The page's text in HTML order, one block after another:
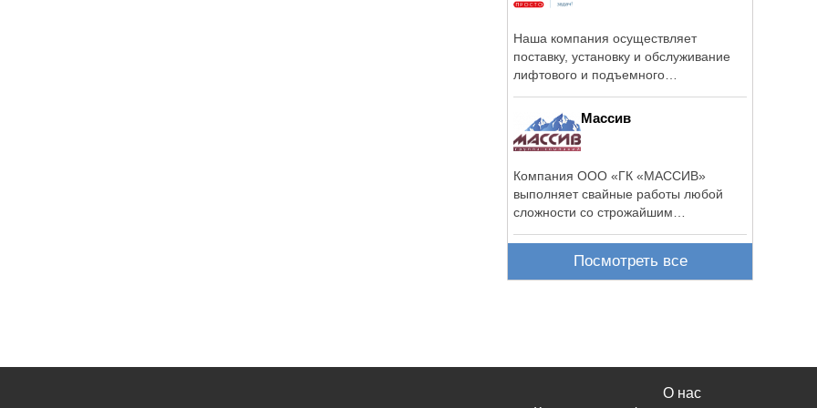
Наша компания осуществляет
поставку, установку и обслуживание
лифтового и подъемного
Массив
Компания ООО «ГК «МАССИВ»
выполняет свайные работы любой
сложности со строжайшим
Посмотреть все
О нас